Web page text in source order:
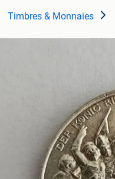
Timbres & Monnaies